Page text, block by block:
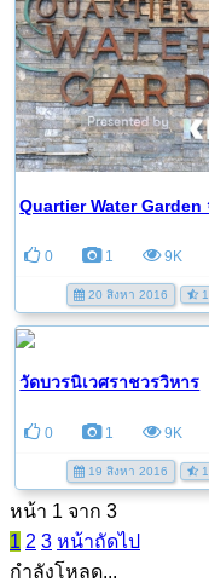
0 1 9K
20 สิงหา 2016 1
วัดบวรนิเวศราชวรวิหาร
0 1 9K
19 สิงหา 2016 1
หน้า 1 จาก 3
1 2 3 หน้าถัดไป
กำลังโหลด...